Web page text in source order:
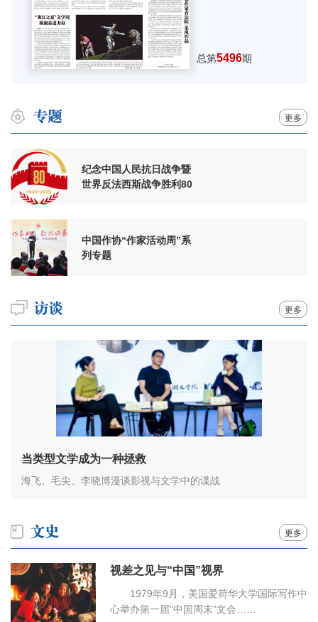
总第5496期
更多
纪念中国人民抗日战争暨
世界反法西斯战争胜利80
中国作协“作家活动周”系
列专题
更多
当类型文学成为一种拯救
海飞、毛尖、李晓博漫谈影视与文学中的谍战
更多
视差之见与“中国”视界
1979年9月，美国爱荷华大学国际写作中
心举办第一届“中国周末”文会……